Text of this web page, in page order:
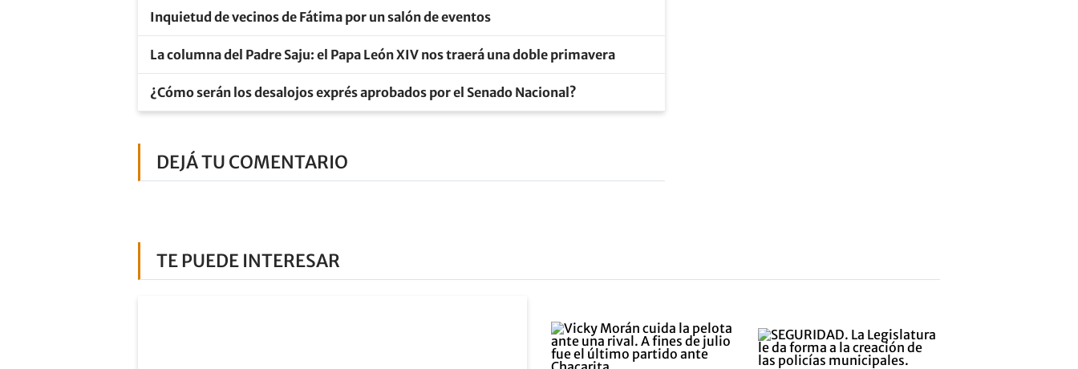
Inquietud de vecinos de Fátima por un salón de eventos
La columna del Padre Saju: el Papa León XIV nos traerá una doble primavera
¿Cómo serán los desalojos exprés aprobados por el Senado Nacional?
DEJÁ TU COMENTARIO
TE PUEDE INTERESAR